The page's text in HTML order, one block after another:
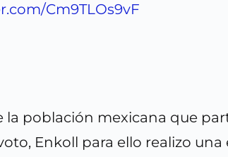
Cm9TLOs9vF
población mexicana que
Enkoll para ello realizo